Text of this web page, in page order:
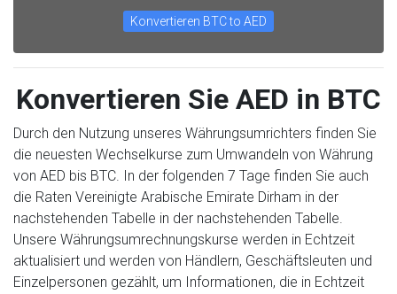
Konvertieren BTC to AED
Konvertieren Sie AED in BTC
Durch den Nutzung unseres Währungsumrichters finden Sie
die neuesten Wechselkurse zum Umwandeln von Währung
von AED bis BTC. In der folgenden 7 Tage finden Sie auch
die Raten Vereinigte Arabische Emirate Dirham in der
nachstehenden Tabelle in der nachstehenden Tabelle.
Unsere Währungsumrechnungskurse werden in Echtzeit
aktualisiert und werden von Händlern, Geschäftsleuten und
Einzelpersonen gezählt, um Informationen, die in Echtzeit